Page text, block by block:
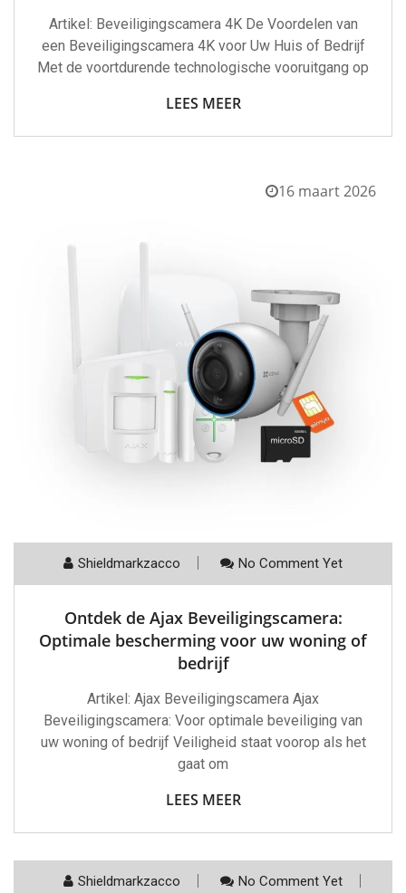
Artikel: Beveiligingscamera 4K De Voordelen van
een Beveiligingscamera 4K voor Uw Huis of Bedrijf
Met de voortdurende technologische vooruitgang op
LEES MEER
16 maart 2026
Shieldmarkzacco No Comment Yet
Ontdek de Ajax Beveiligingscamera:
Optimale bescherming voor uw woning of
bedrijf
Artikel: Ajax Beveiligingscamera Ajax
Beveiligingscamera: Voor optimale beveiliging van
uw woning of bedrijf Veiligheid staat voorop als het
gaat om
LEES MEER
Shieldmarkzacco
No Comment Yet